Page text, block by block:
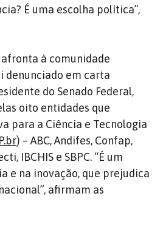
É uma escolha política”,
à comunidade
denunciado em carta
do Senado Federal,
oito entidades que
para a Ciência e Tecnologia
) – ABC, Andifes, Confap,
IBCHIS e SBPC. “É um
e na inovação, que prejudica
afirmam as